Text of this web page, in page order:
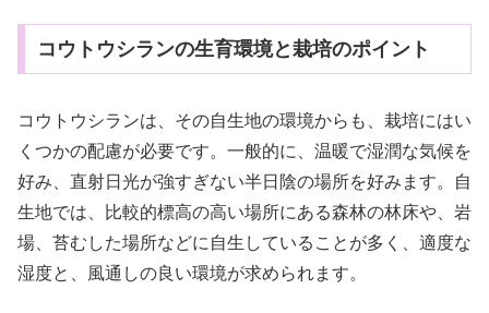
コウトウシランの生育環境と栽培のポイント
コウトウシランは、その自生地の環境からも、栽培にはい
くつかの配慮が必要です。一般的に、温暖で湿潤な気候を
好み、直射日光が強すぎない半日陰の場所を好みます。自
生地では、比較的標高の高い場所にある森林の林床や、岩
場、苔むした場所などに自生していることが多く、適度な
湿度と、風通しの良い環境が求められます。